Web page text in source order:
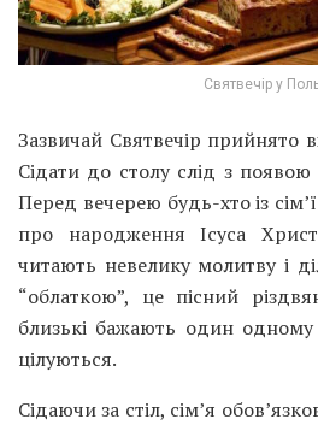
Святвечір у
Зазвичай Святвечір прийнято
Сідати до столу слід з появою
Перед вечерею будь-хто із сім’ї
про народження Ісуса
читають невелику молитву і
“облаткою”, це пісний
близькі бажають один
цілуються.
Сідаючи за стіл, сім’я